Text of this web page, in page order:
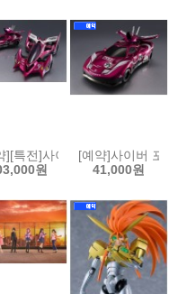
판매)[4535123851261]
거인(6개박스판매
][특전]사이버 포뮬러 컬렉
원
[예약]사이버
41,000원